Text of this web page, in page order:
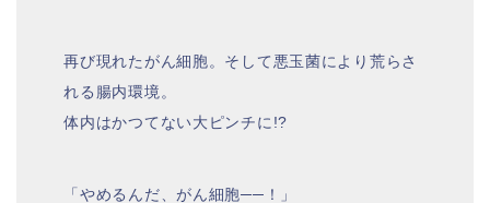
再び現れたがん細胞。そして悪玉菌により荒らさ
れる腸内環境。
体内はかつてない大ピンチに!?
「やめるんだ、がん細胞──！」